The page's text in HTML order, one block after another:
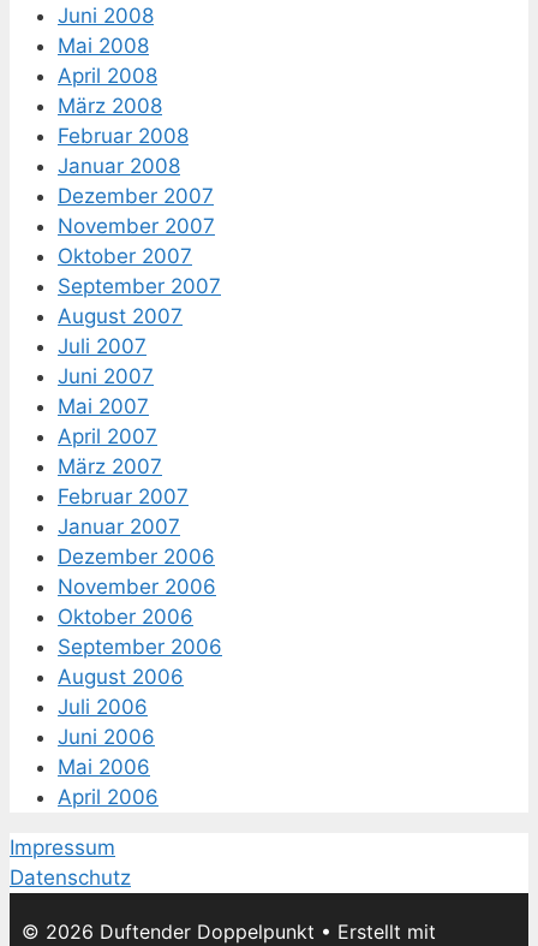
Juni 2008
Mai 2008
April 2008
März 2008
Februar 2008
Januar 2008
Dezember 2007
November 2007
Oktober 2007
September 2007
August 2007
Juli 2007
Juni 2007
Mai 2007
April 2007
März 2007
Februar 2007
Januar 2007
Dezember 2006
November 2006
Oktober 2006
September 2006
August 2006
Juli 2006
Juni 2006
Mai 2006
April 2006
Impressum
Datenschutz
© 2026 Duftender Doppelpunkt • Erstellt mit